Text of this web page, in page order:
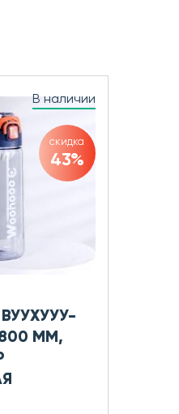
В наличии
скидка
43%
800 ММ,